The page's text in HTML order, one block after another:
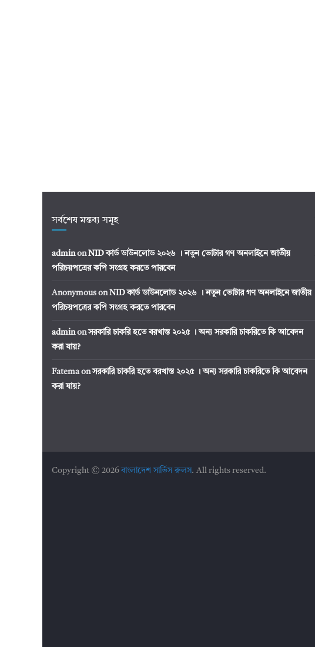
সর্বশেষ মন্তব্য সমূহ
adminonNID কার্ড ডাউনলোড ২০২৬ । নতুন ভোটার গণ অনলাইনে জাতীয়
পরিচয়পত্রের কপি সংগ্রহ করতে পারবেন
Anonymous onNID কার্ড ডাউনলোড ২০২৬ । নতুন ভোটার গণ অনলাইনে জাতীয়
পরিচয়পত্রের কপি সংগ্রহ করতে পারবেন
adminonসরকারি চাকরি হতে বরখাস্ত ২০২৫ । অন্য সরকারি চাকরিতে কি আবেদন
করা যায়?
Fatemaonসরকারি চাকরি হতে বরখাস্ত ২০২৫ । অন্য সরকারি চাকরিতে কি আবেদন
করা যায়?
Copyright © 2026বাংলাদেশ সার্ভিস রুলস. All rights reserved.